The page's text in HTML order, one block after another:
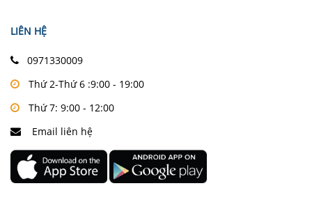
LIÊN HỆ
0971330009
Thứ 2-Thứ 6 :9:00 - 19:00
Thứ 7: 9:00 - 12:00
Email liên hệ